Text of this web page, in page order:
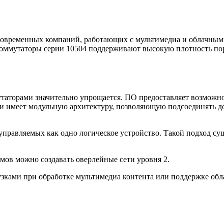
компаний, работающих с мультимедиа и
серии 10504 поддерживают высокую плотность
значительно упрощается. ПО предоставляет
имеет модульную архитектуру, позволяющую
как одно логическое устройство. Такой подход
можно создавать оверлейные сети уровня 2.
при обработке мультимедиа контента или поддержке